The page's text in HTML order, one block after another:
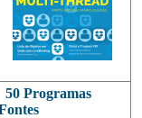
50 Programas